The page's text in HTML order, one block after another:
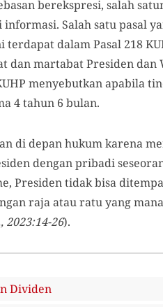
berekspresi, salah
Salah satu pasal
dalam Pasal 218
dan martabat Presiden dan
menyebutkan apabila
4 tahun 6 bulan.
di depan hukum karena
dengan pribadi
Presiden tidak bisa
raja atau ratu yang
2023:14-26).
Dividen